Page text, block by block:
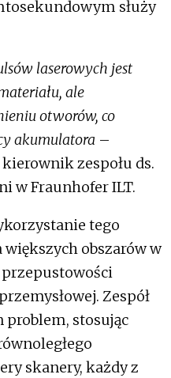
służy
laserowych jest
ale
otworów, co
akumulatora –
zespołu ds.
w Fraunhofer ILT.
tego
obszarów w
Zespół
problem, stosując
skanery, każdy z